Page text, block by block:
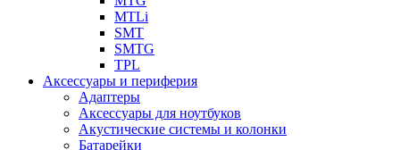
MTLi
SMT
SMTG
TPL
Аксессуары и периферия
Адаптеры
Аксессуары для ноутбуков
Акустические системы и колонки
Батарейки